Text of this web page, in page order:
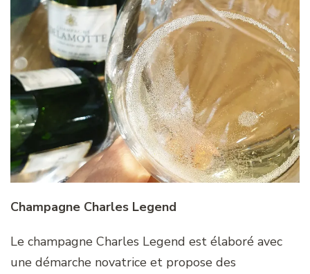
Champagne Charles Legend
Le champagne Charles Legend est élaboré avec
une démarche novatrice et propose des